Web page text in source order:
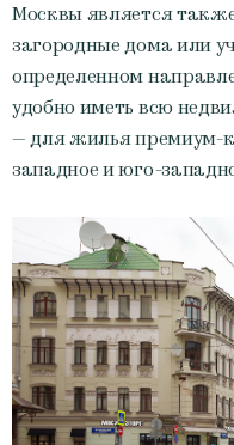
Москвы является
загородные дома или
определенном
удобно иметь всю
— для жилья премиум-
западное и юго-